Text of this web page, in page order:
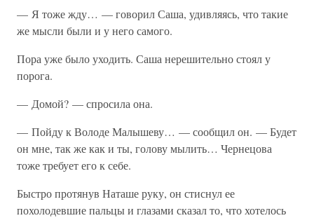
— Я тоже жду… — говорил Саша, удивляясь, что такие
же мысли были и у него самого.
Пора уже было уходить. Саша нерешительно стоял у
порога.
— Домой? — спросила она.
— Пойду к Володе Малышеву… — сообщил он. — Будет
он мне, так же как и ты, голову мылить… Чернецова
тоже требует его к себе.
Быстро протянув Наташе руку, он стиснул ее
похолодевшие пальцы и глазами сказал то, что хотелось